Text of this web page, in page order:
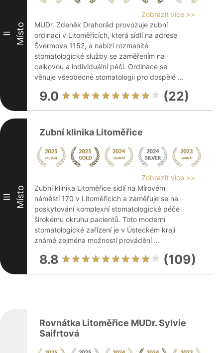
II Místo
Zobrazit více >>
MUDr. Zdeněk Drahorád provozuje zubní
ordinaci v Litoměřicích, která sídlí na adrese
Švermova 1152, a nabízí rozmanité
stomatologické služby se zaměřením na
celkovou a individuální péči. Ordinace se
věnuje všeobecné stomatologii pro dospělé ...
9.0 (22)
III Místo
Zubní klinika Litoměřice
Zobrazit více >>
Zubní klinika Litoměřice sídlí na Mírovém
náměstí 170 v Litoměřicích a zaměřuje se na
poskytování komplexní stomatologické péče
širokému okruhu pacientů. Toto moderní
stomatologické zařízení je v Ústeckém kraji
známé zejména možností provádění ...
8.8 (109)
Rovnátka Litoměřice MUDr. Sylvie
Saifrtová